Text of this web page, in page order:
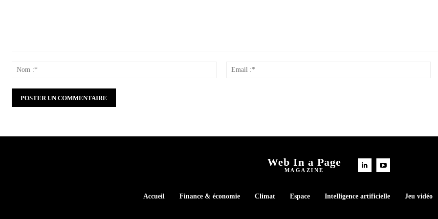
Web In a Page
MAGAZINE
Accueil Finance & économie Climat Espace Intelligence artificielle Jeu vidéo